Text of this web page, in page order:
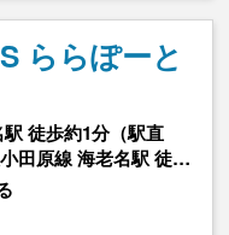
ららぽーと
徒歩約1分（駅直
田原線 海老名駅 徒…